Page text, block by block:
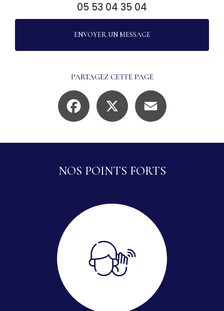
05 53 04 35 04
ENVOYER UN MESSAGE
PARTAGEZ CETTE PAGE
Facebook
NOS POINTS FORTS